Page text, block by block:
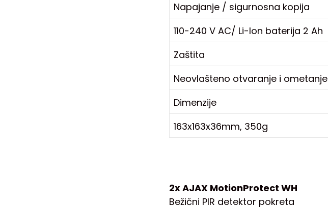
Napajanje / sigurnosna kopija
110-240 V AC/ Li-Ion baterija 2 Ah
Zaštita
Neovlašteno otvaranje i ometanje
Dimenzije
163x163x36mm, 350g
2x AJAX MotionProtect WH
Bežični PIR detektor pokreta